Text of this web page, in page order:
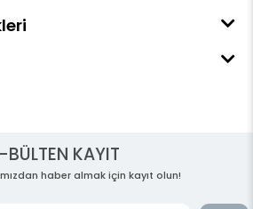
BÜLTEN KAYIT
haber almak için kayıt olun!